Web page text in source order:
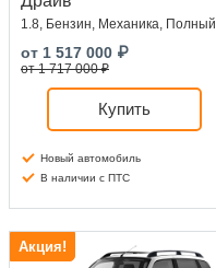
1.8, Бензин, Механика, Полный
от 1 517 000 ₽
от 1 717 000 ₽
Купить
Новый автомобиль
В наличии с ПТС
Акция!